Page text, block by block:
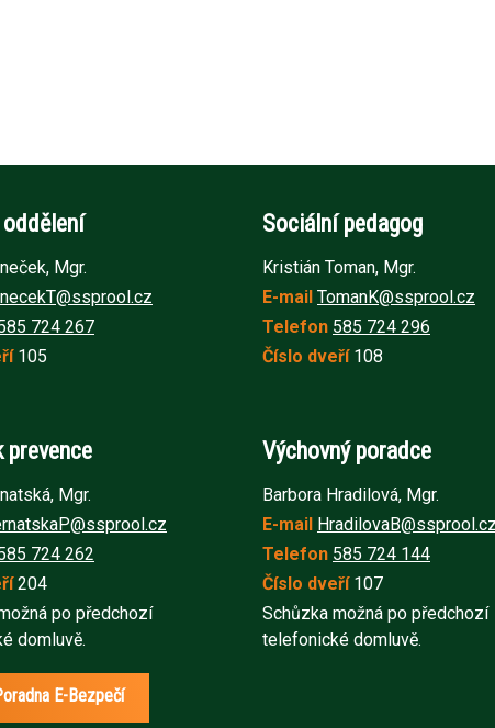
Mgr.
724 267
105
Sociální pedagog
Kristián Toman, Mgr.
E-mail TomanK@ssprool.cz
Telefon 585 724 296
Číslo dveří108
prevence
Mgr.
724 262
204
po předchozí
domluvě.
E-Bezpečí
Výchovný poradce
Barbora Hradilová, Mgr.
E-mail HradilovaB@ssprool.cz
Telefon 585 724 144
Číslo dveří107
Schůzka možná po předchozí
telefonické domluvě.